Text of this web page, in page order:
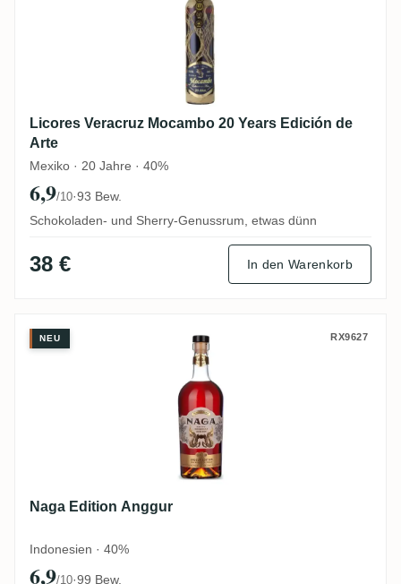
Licores Veracruz Mocambo 20 Years Edición de
Arte
Mexiko · 20 Jahre · 40%
6,9/10·93 Bew.
Schokoladen- und Sherry-Genussrum, etwas dünn
38 € In den Warenkorb
Naga Edition Anggur
NEU RX9627
Naga Edition Anggur
Indonesien · 40%
6,9/10·99 Bew.